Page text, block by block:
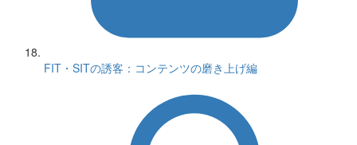
FIT・SITの誘客：コンテンツの磨き上げ編